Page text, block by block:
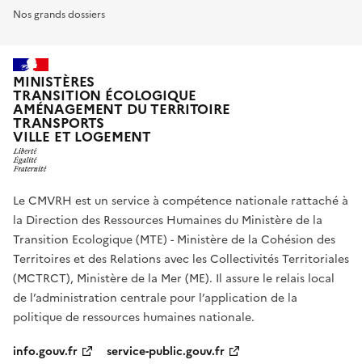
Nos grands dossiers
MINISTÈRES
TRANSITION ÉCOLOGIQUE
AMÉNAGEMENT DU TERRITOIRE
TRANSPORTS
VILLE ET LOGEMENT
Le CMVRH est un service à compétence nationale rattaché à
la Direction des Ressources Humaines du Ministère de la
Transition Ecologique (MTE) - Ministère de la Cohésion des
Territoires et des Relations avec les Collectivités Territoriales
(MCTRCT), Ministère de la Mer (ME). Il assure le relais local
de l’administration centrale pour l’application de la
politique de ressources humaines nationale.
info.gouv.fr
service-public.gouv.fr